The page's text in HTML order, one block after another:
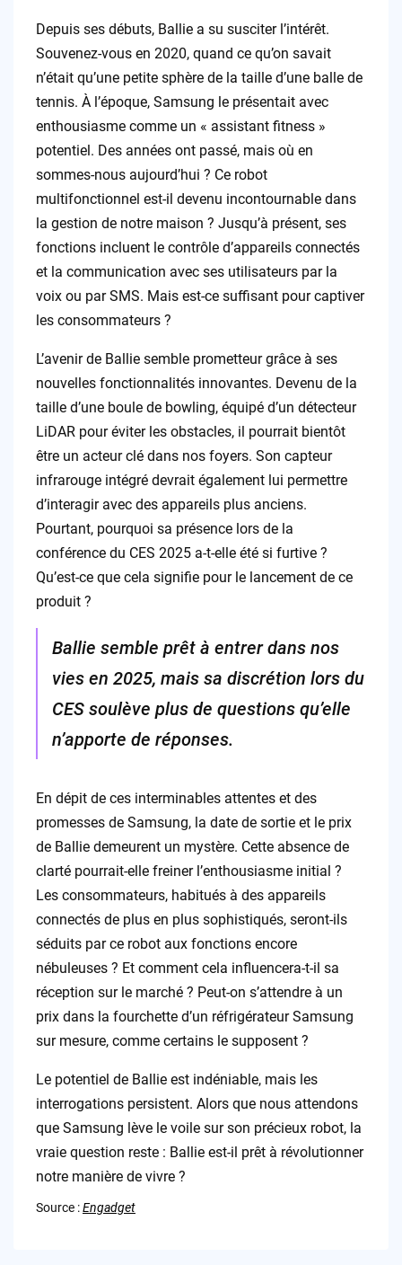
Depuis ses débuts, Ballie a su susciter l’intérêt.
Souvenez-vous en 2020, quand ce qu’on savait
n’était qu’une petite sphère de la taille d’une balle de
tennis. À l’époque, Samsung le présentait avec
enthousiasme comme un « assistant fitness »
potentiel. Des années ont passé, mais où en
sommes-nous aujourd’hui ? Ce robot
multifonctionnel est-il devenu incontournable dans
la gestion de notre maison ? Jusqu’à présent, ses
fonctions incluent le contrôle d’appareils connectés
et la communication avec ses utilisateurs par la
voix ou par SMS. Mais est-ce suffisant pour captiver
les consommateurs ?
L’avenir de Ballie semble prometteur grâce à ses
nouvelles fonctionnalités innovantes. Devenu de la
taille d’une boule de bowling, équipé d’un détecteur
LiDAR pour éviter les obstacles, il pourrait bientôt
être un acteur clé dans nos foyers. Son capteur
infrarouge intégré devrait également lui permettre
d’interagir avec des appareils plus anciens.
Pourtant, pourquoi sa présence lors de la
conférence du CES 2025 a-t-elle été si furtive ?
Qu’est-ce que cela signifie pour le lancement de ce
produit ?
Ballie semble prêt à entrer dans nos
vies en 2025, mais sa discrétion lors du
CES soulève plus de questions qu’elle
n’apporte de réponses.
En dépit de ces interminables attentes et des
promesses de Samsung, la date de sortie et le prix
de Ballie demeurent un mystère. Cette absence de
clarté pourrait-elle freiner l’enthousiasme initial ?
Les consommateurs, habitués à des appareils
connectés de plus en plus sophistiqués, seront-ils
séduits par ce robot aux fonctions encore
nébuleuses ? Et comment cela influencera-t-il sa
réception sur le marché ? Peut-on s’attendre à un
prix dans la fourchette d’un réfrigérateur Samsung
sur mesure, comme certains le supposent ?
Le potentiel de Ballie est indéniable, mais les
interrogations persistent. Alors que nous attendons
que Samsung lève le voile sur son précieux robot, la
vraie question reste : Ballie est-il prêt à révolutionner
notre manière de vivre ?
Source :Engadget